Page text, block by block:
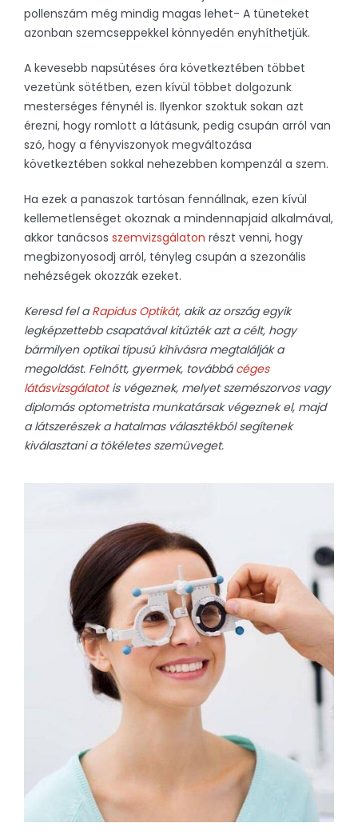
pollenszám még mindig magas lehet- A tüneteket
azonban szemcseppekkel könnyedén enyhíthetjük.
A kevesebb napsütéses óra következtében többet
vezetünk sötétben, ezen kívül többet dolgozunk
mesterséges fénynél is. Ilyenkor szoktuk sokan azt
érezni, hogy romlott a látásunk, pedig csupán arról van
szó, hogy a fényviszonyok megváltozása
következtében sokkal nehezebben kompenzál a szem.
Ha ezek a panaszok tartósan fennállnak, ezen kívül
kellemetlenséget okoznak a mindennapjaid alkalmával,
akkor tanácsos szemvizsgálaton részt venni, hogy
megbizonyosodj arról, tényleg csupán a szezonális
nehézségek okozzák ezeket.
Keresd fel aRapidus Optikát, akik az ország egyik
legképzettebb csapatával kitűzték azt a célt, hogy
bármilyen optikai típusú kihívásra megtalálják a
megoldást. Felnőtt, gyermek, továbbácéges
látásvizsgálatotis végeznek, melyet szemészorvos vagy
diplomás optometrista munkatársak végeznek el, majd
a látszerészek a hatalmas választékból segítenek
kiválasztani a tökéletes szemüveget.